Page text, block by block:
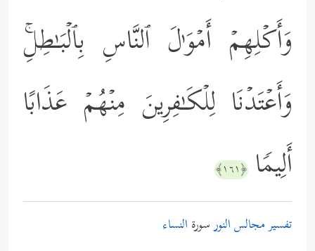
وَأَكۡلِهِمۡ أَمۡوَ ٰ⁠لَ ٱلنَّاسِ بِٱلۡبَـٰطِلِۚ
وَأَعۡتَدۡنَا لِلۡكَـٰفِرِینَ مِنۡهُمۡ عَذَابًا
أَلِیمࣰا ﴿١٦١﴾
تفسير مجالس النورسورة النساء